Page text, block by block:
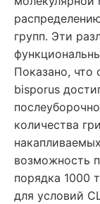
групп. Эти
Показано, что
bisporus
количества
возможность
порядка 1000
для условий